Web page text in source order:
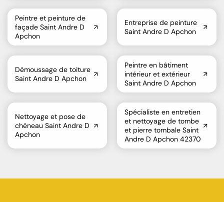
Peintre et peinture de
façade Saint Andre D
Apchon
Entreprise de peinture
Saint Andre D Apchon
Démoussage de toiture
Saint Andre D Apchon
Peintre en bâtiment
intérieur et extérieur
Saint Andre D Apchon
Nettoyage et pose de
chéneau Saint Andre D
Apchon
Spécialiste en entretien
et nettoyage de tombe
et pierre tombale Saint
Andre D Apchon 42370